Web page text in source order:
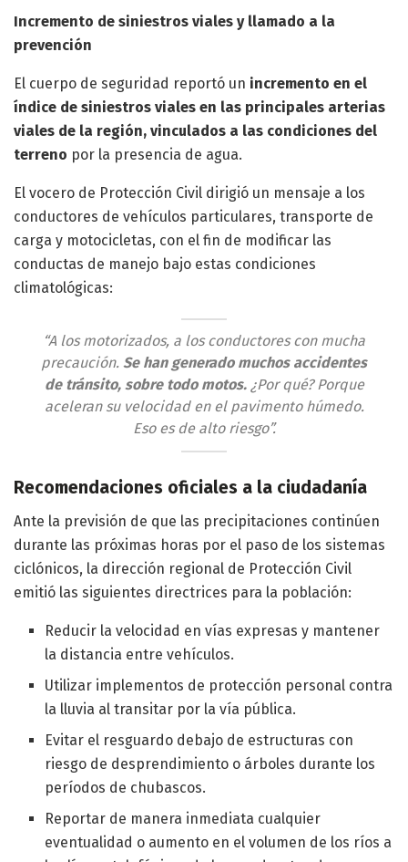
Incremento de siniestros viales y llamado a la
prevención
El cuerpo de seguridad reportó un incremento en el
índice de siniestros viales en las principales arterias
viales de la región, vinculados a las condiciones del
terreno por la presencia de agua.
El vocero de Protección Civil dirigió un mensaje a los
conductores de vehículos particulares, transporte de
carga y motocicletas, con el fin de modificar las
conductas de manejo bajo estas condiciones
climatológicas:
“A los motorizados, a los conductores con mucha
precaución. Se han generado muchos accidentes
de tránsito, sobre todo motos.¿Por qué? Porque
aceleran su velocidad en el pavimento húmedo.
Eso es de alto riesgo”.
Recomendaciones oficiales a la ciudadanía
Ante la previsión de que las precipitaciones continúen
durante las próximas horas por el paso de los sistemas
ciclónicos, la dirección regional de Protección Civil
emitió las siguientes directrices para la población:
Reducir la velocidad en vías expresas y mantener
la distancia entre vehículos.
Utilizar implementos de protección personal contra
la lluvia al transitar por la vía pública.
Evitar el resguardo debajo de estructuras con
riesgo de desprendimiento o árboles durante los
períodos de chubascos.
Reportar de manera inmediata cualquier
eventualidad o aumento en el volumen de los ríos a